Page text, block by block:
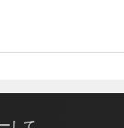
して